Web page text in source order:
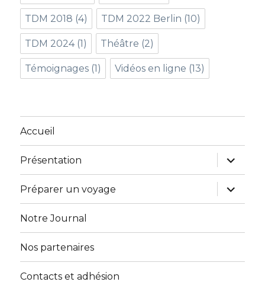
TDM 2018 (4) TDM 2022 Berlin (10)
TDM 2024(1) Théâtre (2)
Témoignages (1) Vidéos en ligne (13)
Accueil
Présentation
ouvrir
le
sous-
menu
Préparer un voyage
ouvrir
le
sous-
Notre Journal
Nos partenaires
Contacts et adhésion